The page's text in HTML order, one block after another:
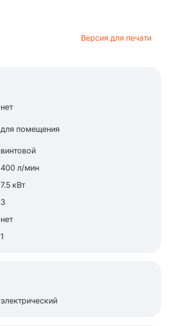
Версия для печати
нет
для помещения
винтовой
400 л/мин
7.5 кВт
3
нет
1
электрический